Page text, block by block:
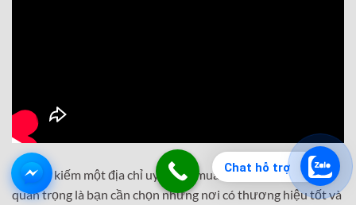
Khi tìm kiếm một địa chỉ uy tín để mua bàn ăn cao cấp, điều
quan trọng là bạn cần chọn những nơi có thương hiệu tốt và
Chat hỗ trợ